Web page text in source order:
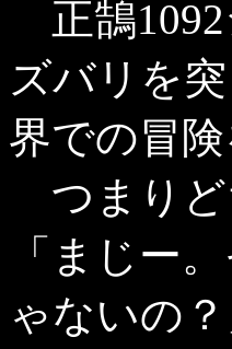
正鵠1092
ズバリを
界での冒
つまりど
「まじー
ゃないの？